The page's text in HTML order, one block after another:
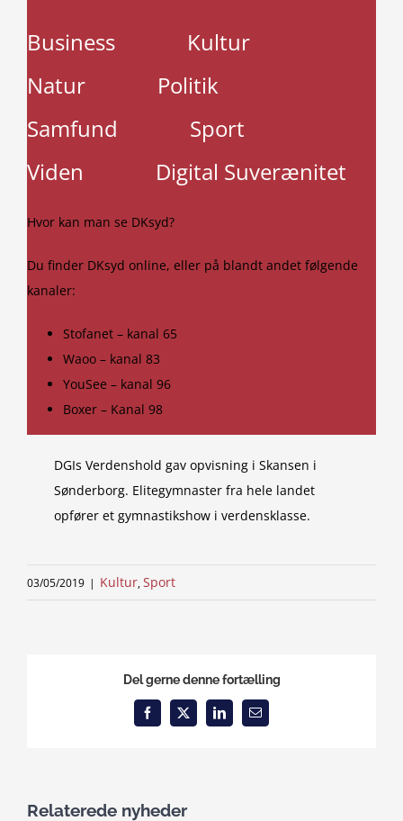
Business
Kultur
Natur
Politik
Samfund
Sport
Viden
Digital Suverænitet
Hvor kan man se DKsyd?
Du finder DKsyd online, eller på blandt andet følgende
kanaler:
Stofanet – kanal 65
Waoo – kanal 83
YouSee – kanal 96
Boxer – Kanal 98
DGIs Verdenshold gav opvisning i Skansen i
Sønderborg. Elitegymnaster fra hele landet
opfører et gymnastikshow i verdensklasse.
03/05/2019 | Kultur,Sport
Del gerne denne fortælling
Facebook
X LinkedInEmail
Relaterede nyheder